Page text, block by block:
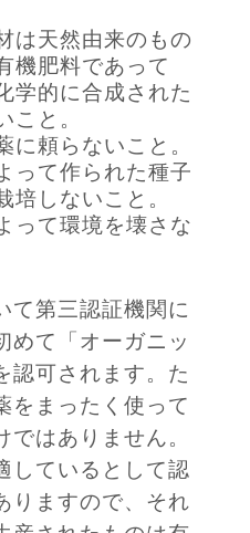
は天然由来のもの
機肥料であって
学的に合成された
こと。
に頼らないこと。
って作られた種子
培しないこと。
って環境を壊さな
て第三認証機関に
めて「オーガニッ
認可されます。た
をまったく使って
はありません。
しているとして認
りますので、それ